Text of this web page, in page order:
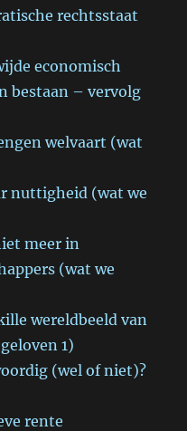
rechtsstaat
economisch
bestaan – vervolg
welvaart (wat
nuttigheid (wat we
meer in
(wat we
wereldbeeld van
1)
(wel of niet)?
rente